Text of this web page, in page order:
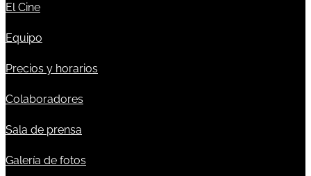
El Cine
Equipo
Precios y horarios
Colaboradores
Sala de prensa
Galería de fotos